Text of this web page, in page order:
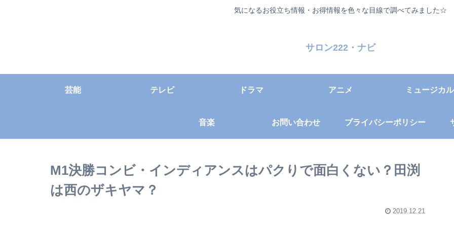
気になるお役立ち情報・お得情報を色々な目線で調べてみました☆
サロン222・ナビ
芸能 テレビ ドラマ アニメ ミュージカル
音楽 お問い合わせ プライバシーポリシー
M1決勝コンビ・インディアンスはパクりで面白くない？田渕
は西のザキヤマ？
2019.12.21